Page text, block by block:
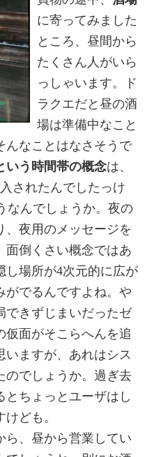
に寄ってみました
ところ、昼間から
たくさん人がいら
っしゃいます。ド
ラクエだと昼の酒
場は準備中なこと
んなことはなさそうで
いう時間帯の概念は、
されたんでしたっけ
なんでしょうか。夜の
、夜用のメッセージを
面倒くさい概念ではあ
し場所が4次元的に広が
がでるんですよね。や
できずじまいだったゼ
仮面がそこらへんを追
いますが、あれはシス
のでしょうか。過ぎ去
とちょっとユーザはし
ども。
ら、昼から営業してい